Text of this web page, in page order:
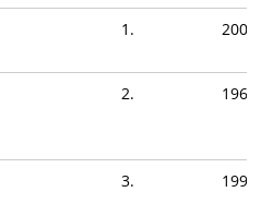
1. 2000
2. 1968
3. 1998